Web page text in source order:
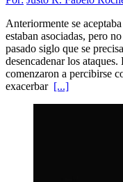
Anteriormente se
estaban asociadas, pero
pasado siglo que se
desencadenar los
comenzaron a percibirse
exacerbar [...]